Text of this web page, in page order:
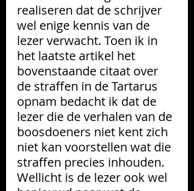
realiseren dat de schrijver
wel enige kennis van de
lezer verwacht. Toen ik in
het laatste artikel het
bovenstaande citaat over
de straffen in de Tartarus
opnam bedacht ik dat de
lezer die de verhalen van de
boosdoeners niet kent zich
niet kan voorstellen wat die
straffen precies inhouden.
Wellicht is de lezer ook wel